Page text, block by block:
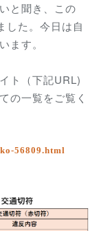
と聞き、この
した。今日は自
ます。
ト（下記URL)
の一覧をご覧く
56809.html